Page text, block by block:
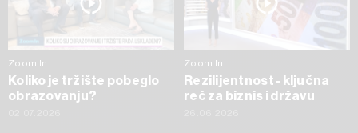
Zoom In
Koliko je tržište pobeglo
obrazovanju?
Zoom In
Rezilijentnost - ključna
reč za biznis i državu